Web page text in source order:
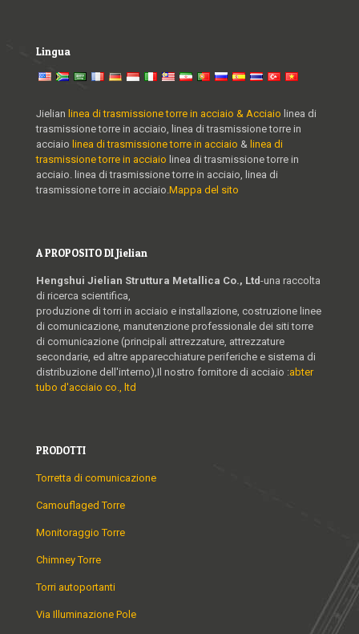
Lingua
Jielian linea di trasmissione torre in acciaio & Acciaio linea di
trasmissione torre in acciaio, linea di trasmissione torre in
acciaio linea di trasmissione torre in acciaio & linea di
trasmissione torre in acciaio linea di trasmissione torre in
acciaio. linea di trasmissione torre in acciaio, linea di
trasmissione torre in acciaio. Mappa del sito
A PROPOSITO DI Jielian
Hengshui Jielian Struttura Metallica Co., Ltd-una raccolta
di ricerca scientifica,
produzione di torri in acciaio e installazione, costruzione linee
di comunicazione, manutenzione professionale dei siti torre
di comunicazione (principali attrezzature, attrezzature
secondarie, ed altre apparecchiature periferiche e sistema di
distribuzione dell'interno),Il nostro fornitore di acciaio :abter
tubo d'acciaio co., ltd
PRODOTTI
Torretta di comunicazione
Camouflaged Torre
Monitoraggio Torre
Chimney Torre
Torri autoportanti
Via Illuminazione Pole